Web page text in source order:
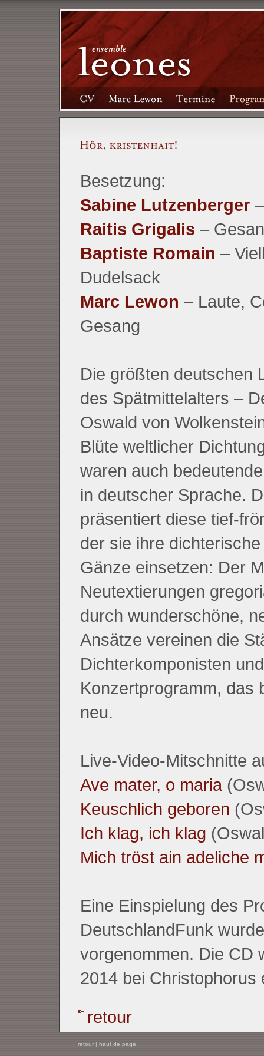
Besetzung:
Sabine Lutzenberger–
Raitis Grigalis –
Baptiste Romain –
Dudelsack
Marc Lewon – Laute,
Gesang
Die größten deutschen
des Spätmittelalters –
Oswald von
Blüte weltlicher
waren auch
in deutscher Sprache.
präsentiert diese tief-
der sie ihre
Gänze einsetzen: Der
Neutextierungen
durch wunderschöne,
Ansätze vereinen die
Dichterkomponisten
Konzertprogramm, das
neu.
Live-Video-Mitschnitte
Ave mater, o maria
Keuschlich geboren
Ich klag, ich klag
Mich tröst ain adeliche
Eine Einspielung des
DeutschlandFunk
vorgenommen. Die CD
2014 bei Christophorus
retour
retour| haut de page